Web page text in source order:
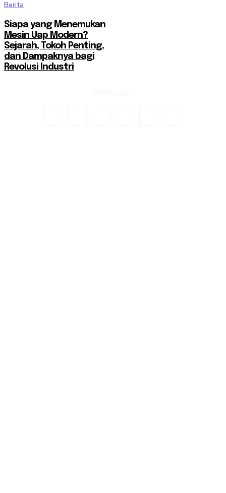
Berita
Siapa yang Menemukan
Mesin Uap Modern?
Sejarah, Tokoh Penting,
dan Dampaknya bagi
Revolusi Industri